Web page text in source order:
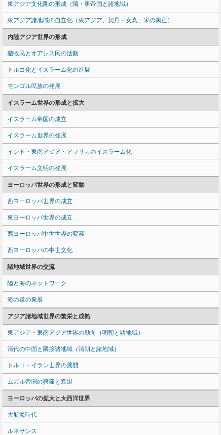
東アジア文化圏の形成（隋・唐帝国と諸地域）
東アジア諸地域の自立化（東アジア、契丹・女真、宋の興亡）
内陸アジア世界の形成
遊牧民とオアシス民の活動
トルコ化とイスラーム化の進展
モンゴル民族の発展
イスラーム世界の形成と拡大
イスラーム帝国の成立
イスラーム世界の発展
インド・東南アジア・アフリカのイスラーム化
イスラーム文明の発展
ヨーロッパ世界の形成と変動
西ヨーロッパ世界の成立
東ヨーロッパ世界の成立
西ヨーロッパ中世世界の変容
西ヨーロッパの中世文化
諸地域世界の交流
陸と海のネットワーク
海の道の発展
アジア諸地域世界の繁栄と成熟
東アジア・東南アジア世界の動向（明朝と諸地域）
清代の中国と隣接諸地域（清朝と諸地域）
トルコ・イラン世界の展開
ムガル帝国の興隆と衰退
ヨーロッパの拡大と大西洋世界
大航海時代
ルネサンス